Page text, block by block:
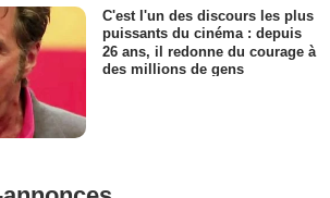
C'est l'un des discours les plus
puissants du cinéma : depuis
26 ans, il redonne du courage à
des millions de gens